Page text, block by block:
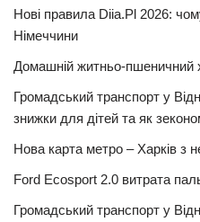
Нові правила Diia.Pl 2026:
Німеччини
Домашній житньо-пшеничний
Громадський транспорт у
знижки для дітей та як
Нова карта метро – Харків з
Ford Ecosport 2.0 витрата
Громадський транспорт у